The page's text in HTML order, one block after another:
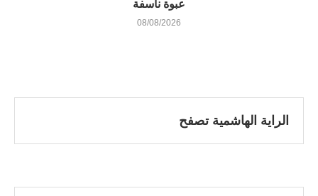
عبوة ناسفة
08/08/2026
الراية الهاشمية تصفح